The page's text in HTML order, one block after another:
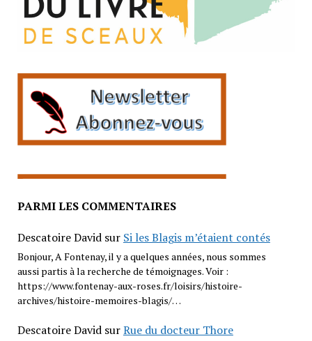
PARMI LES COMMENTAIRES
Descatoire Davidsur Si les Blagis m’étaient contés
Bonjour, A Fontenay, il y a quelques années, nous sommes
aussi partis à la recherche de témoignages. Voir :
https://www.fontenay-aux-roses.fr/loisirs/histoire-
archives/histoire-memoires-blagis/…
Descatoire DavidsurRue du docteur Thore